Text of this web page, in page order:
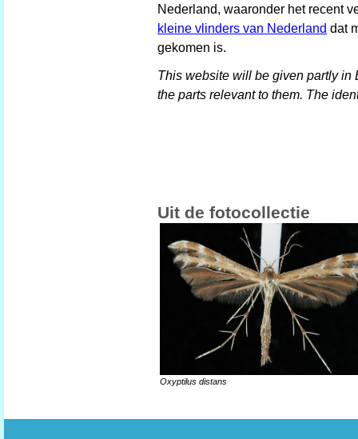
Nederland, waaronder het recent
kleine vlinders van Nederland dat
gekomen is.
This website will be given partly
the parts relevant to them. The
Uit de fotocollectie
Oxyptilus distans